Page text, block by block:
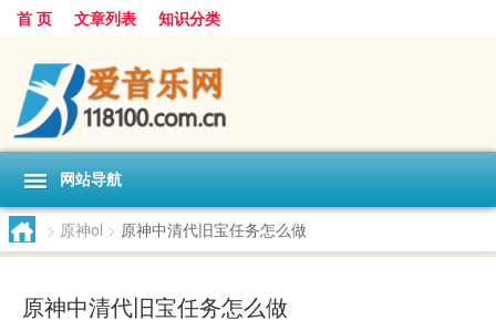
首 页 文章列表 知识分类
网站导航
> 原神ol > 原神中清代旧宝任务怎么做
原神中清代旧宝任务怎么做